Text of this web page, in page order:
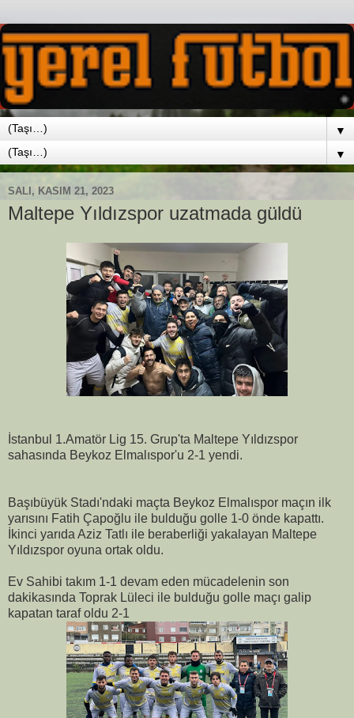
▼
▼
SALI, KASIM 21, 2023
Maltepe Yıldızspor uzatmada güldü
İstanbul 1.Amatör Lig 15. Grup'ta Maltepe Yıldızspor
sahasında Beykoz Elmalıspor'u 2-1 yendi.
Başıbüyük Stadı'ndaki maçta Beykoz Elmalıspor maçın ilk
yarısını Fatih Çapoğlu ile bulduğu golle 1-0 önde kapattı.
İkinci yarıda Aziz Tatlı ile beraberliği yakalayan Maltepe
Yıldızspor oyuna ortak oldu.
Ev Sahibi takım 1-1 devam eden mücadelenin son
dakikasında Toprak Lüleci ile bulduğu golle maçı galip
kapatan taraf oldu 2-1